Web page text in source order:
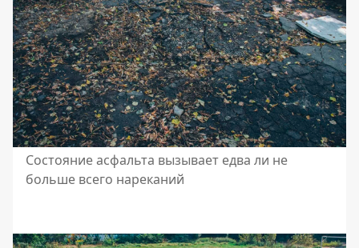
Состояние асфальта вызывает едва ли не
больше всего нареканий